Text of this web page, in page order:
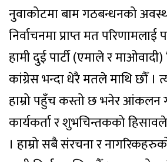
नुवाकोटमा बाम गठबन्धनको
निर्वाचनमा प्राप्त मत परिणामलाई
हामी दुई पार्टी (एमाले र
कांग्रेस भन्दा धेरै मतले माथि छौँ ।
हाम्रो पहुँच कस्तो छ भनेर आंकलन
कार्यकर्ता र शुभचिन्तकको
। हाम्रो सबै संरचना र